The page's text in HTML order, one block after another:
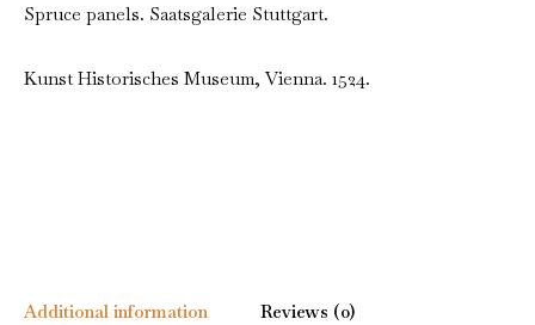
Spruce panels. Saatsgalerie Stuttgart.
Kunst Historisches Museum, Vienna. 1524.
Additional information Reviews (0)